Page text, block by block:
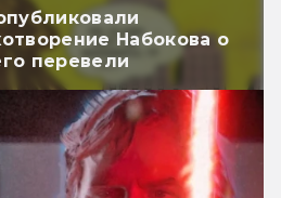
Набокова о
перевели